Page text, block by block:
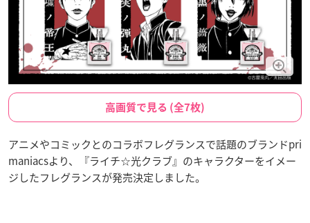
高画質で見る (全7枚)
アニメやコミックとのコラボフレグランスで話題のブランドpri
maniacsより、『ライチ☆光クラブ』のキャラクターをイメー
ジしたフレグランスが発売決定しました。